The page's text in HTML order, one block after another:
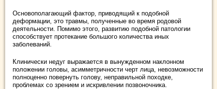
Основополагающий фактор, приводящий к подобной
деформации, это травмы, полученные во время родовой
деятельности. Помимо этого, развитию подобной патологии
способствует протекание большого количества иных
заболеваний.
Клинически недуг выражается в вынужденном наклонном
положении головы, асимметричности черт лица, невозможности
полноценно повернуть голову, неправильной походке,
проблемах со зрением и искривлении позвоночника.